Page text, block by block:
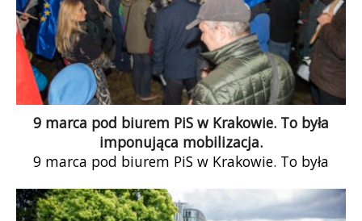
9 marca pod biurem PiS w Krakowie. To była
imponująca mobilizacja.
9 marca pod biurem PiS w Krakowie. To była
pamiętać ten wspaniały wieczór. Jesteśmy